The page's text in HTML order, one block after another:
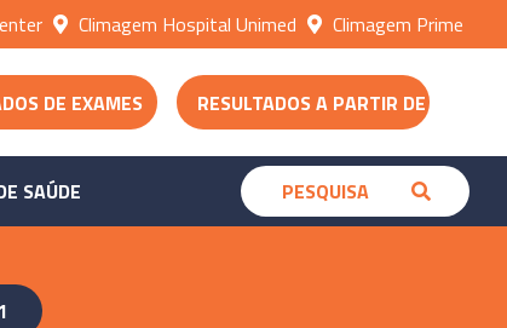
Climagem Hospital Unimed Climagem Prime
DE EXAMES RESULTADOS A PARTIR DE 30/06
SAÚDE